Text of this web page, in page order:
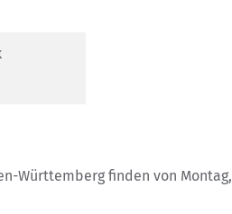
Württemberg finden von Montag,